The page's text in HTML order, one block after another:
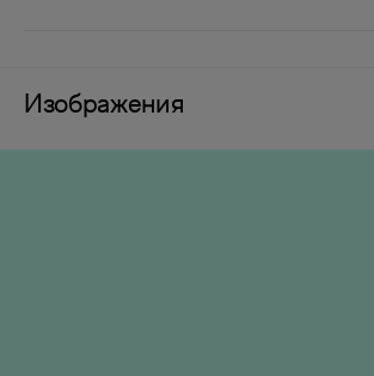
Изображения